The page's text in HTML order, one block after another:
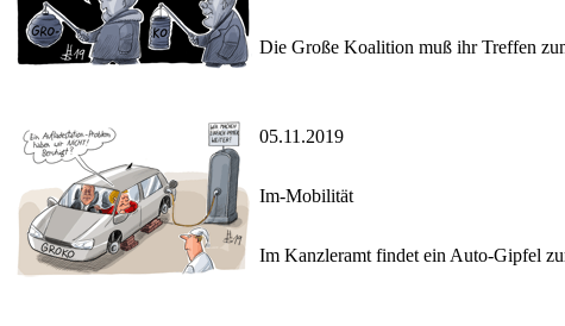
Die Große Koalition muß ihr Treffen
05.11.2019
Im-Mobilität
Im Kanzleramt findet ein Auto-Gipfel